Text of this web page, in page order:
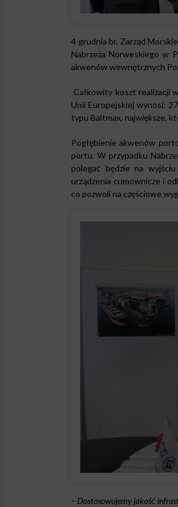
4 grudnia br. Zarząd
Nabrzeża Norweskiego w
akwenów wewnętrznych
Całkowity koszt realizacji
Unii Europejskiej wynosi:
typu Baltmax, największe,
Pogłębienie akwenów
portu. W przypadku
polegać będzie na
urządzenia cumownicze i
co pozwoli na częściowe
– Dostosowujemy jakość